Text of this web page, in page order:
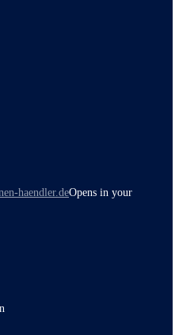
haendler.deOpens in your